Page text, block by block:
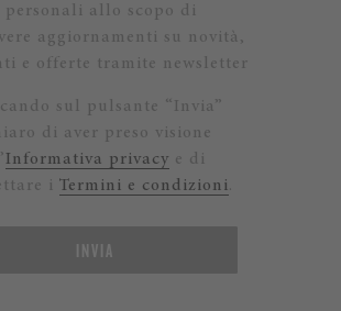
personali allo scopo di
aggiornamenti su novità,
e offerte tramite newsletter
sul pulsante “Invia”
di aver preso visione
Informativa privacy e di
i Termini e condizioni.
INVIA